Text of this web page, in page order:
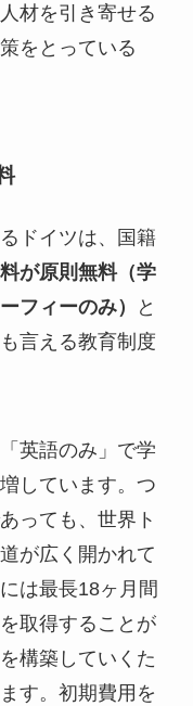
材を引き寄せる
をとっている
ドイツは、国籍
が原則無料（学
フィーのみ）
と
言える教育制度
英語のみ」で学
しています。つ
っても、世界ト
が広く開かれて
は最長18ヶ月間
取得することが
構築していくた
す。初期費用を